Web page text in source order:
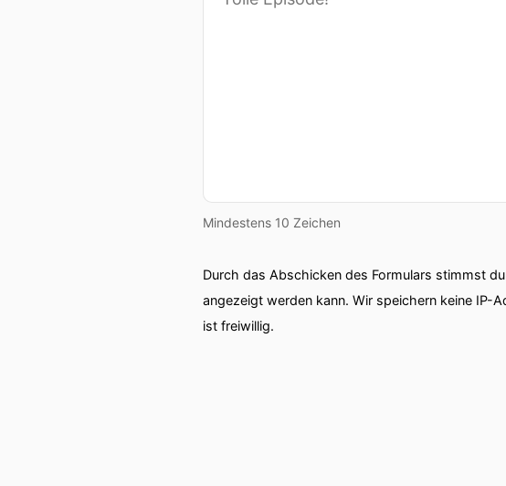
Mindestens 10 Zeichen
Durch das Abschicken des Formulars stimmst
angezeigt werden kann. Wir speichern keine IP-
ist freiwillig.